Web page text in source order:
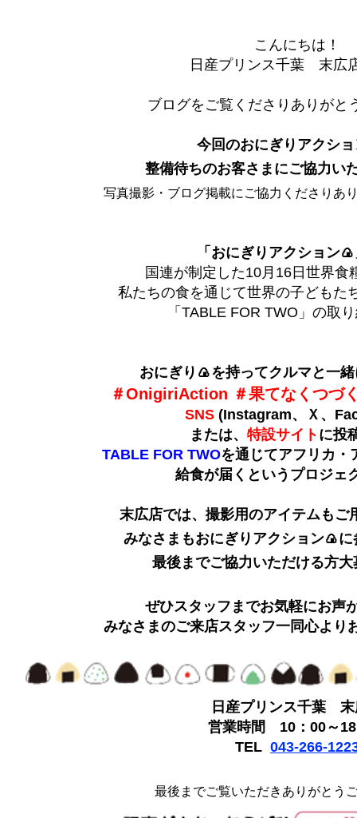
こんにちは！
日産プリンス千葉 末広
ブログをご覧くださりありがと
今回のおにぎりアクシ
整備待ちのお客さまにご協力い
写真撮影・ブログ掲載にご協力くださりあ
「おにぎりアクション
国連が制定した10月16日世界食
私たちの食を通じて世界の子どもた
「TABLE FOR TWO」の取
おにぎり🍙を持ってクルマと一
＃OnigiriAction ＃果てなくつづ
SNS(Instagram、Ｘ、
または、 特設サイト に投
TABLE FOR TWOを通じてアフリカ・
給食が届くというプロジェ
末広店では、撮影用のアイテムもご
みなさまもおにぎりアクション🍙
最後までご協力いただける方大
ぜひスタッフまでお気軽にお声
みなさまのご来店スタッフ一同心より
日産プリンス千葉 末
営業時間 10：00～
TEL 043-266-
最後までご覧いただきありがとう